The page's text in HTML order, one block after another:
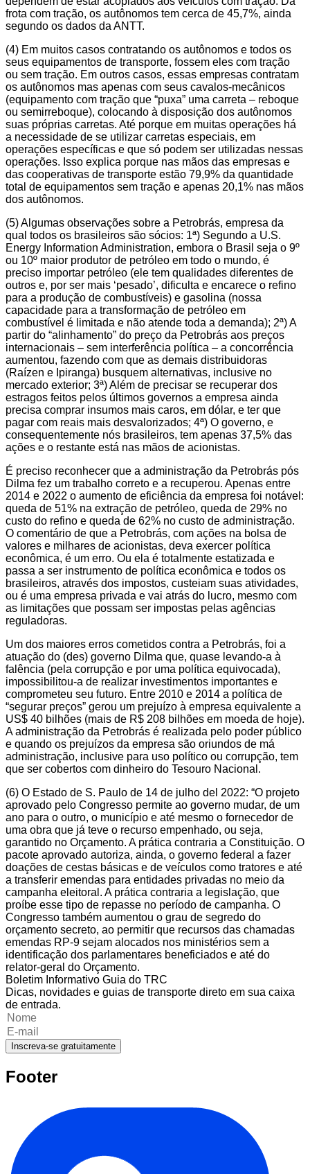
frota com tração, os autônomos tem cerca de 45,7%, ainda
segundo os dados da ANTT.
(4) Em muitos casos contratando os autônomos e todos os
seus equipamentos de transporte, fossem eles com tração
ou sem tração. Em outros casos, essas empresas contratam
os autônomos mas apenas com seus cavalos-mecânicos
(equipamento com tração que “puxa” uma carreta – reboque
ou semirreboque), colocando à disposição dos autônomos
suas próprias carretas. Até porque em muitas operações há
a necessidade de se utilizar carretas especiais, em
operações específicas e que só podem ser utilizadas nessas
operações. Isso explica porque nas mãos das empresas e
das cooperativas de transporte estão 79,9% da quantidade
total de equipamentos sem tração e apenas 20,1% nas mãos
dos autônomos.
(5) Algumas observações sobre a Petrobrás, empresa da
qual todos os brasileiros são sócios: 1ª) Segundo a U.S.
Energy Information Administration, embora o Brasil seja o 9º
ou 10º maior produtor de petróleo em todo o mundo, é
preciso importar petróleo (ele tem qualidades diferentes de
outros e, por ser mais ‘pesado’, dificulta e encarece o refino
para a produção de combustíveis) e gasolina (nossa
capacidade para a transformação de petróleo em
combustível é limitada e não atende toda a demanda); 2ª) A
partir do “alinhamento” do preço da Petrobrás aos preços
internacionais – sem interferência política – a concorrência
aumentou, fazendo com que as demais distribuidoras
(Raízen e Ipiranga) busquem alternativas, inclusive no
mercado exterior; 3ª) Além de precisar se recuperar dos
estragos feitos pelos últimos governos a empresa ainda
precisa comprar insumos mais caros, em dólar, e ter que
pagar com reais mais desvalorizados; 4ª) O governo, e
consequentemente nós brasileiros, tem apenas 37,5% das
ações e o restante está nas mãos de acionistas.
É preciso reconhecer que a administração da Petrobrás pós
Dilma fez um trabalho correto e a recuperou. Apenas entre
2014 e 2022 o aumento de eficiência da empresa foi notável:
queda de 51% na extração de petróleo, queda de 29% no
custo do refino e queda de 62% no custo de administração.
O comentário de que a Petrobrás, com ações na bolsa de
valores e milhares de acionistas, deva exercer política
econômica, é um erro. Ou ela é totalmente estatizada e
passa a ser instrumento de política econômica e todos os
brasileiros, através dos impostos, custeiam suas atividades,
ou é uma empresa privada e vai atrás do lucro, mesmo com
as limitações que possam ser impostas pelas agências
reguladoras.
Um dos maiores erros cometidos contra a Petrobrás, foi a
atuação do (des) governo Dilma que, quase levando-a à
falência (pela corrupção e por uma política equivocada),
impossibilitou-a de realizar investimentos importantes e
comprometeu seu futuro. Entre 2010 e 2014 a política de
“segurar preços” gerou um prejuízo à empresa equivalente a
US$ 40 bilhões (mais de R$ 208 bilhões em moeda de hoje).
A administração da Petrobrás é realizada pelo poder público
e quando os prejuízos da empresa são oriundos de má
administração, inclusive para uso político ou corrupção, tem
que ser cobertos com dinheiro do Tesouro Nacional.
(6) O Estado de S. Paulo de 14 de julho del 2022: “O projeto
aprovado pelo Congresso permite ao governo mudar, de um
ano para o outro, o município e até mesmo o fornecedor de
uma obra que já teve o recurso empenhado, ou seja,
garantido no Orçamento. A prática contraria a Constituição. O
pacote aprovado autoriza, ainda, o governo federal a fazer
doações de cestas básicas e de veículos como tratores e até
a transferir emendas para entidades privadas no meio da
campanha eleitoral. A prática contraria a legislação, que
proíbe esse tipo de repasse no período de campanha. O
Congresso também aumentou o grau de segredo do
orçamento secreto, ao permitir que recursos das chamadas
emendas RP-9 sejam alocados nos ministérios sem a
identificação dos parlamentares beneficiados e até do
relator-geral do Orçamento.
Boletim Informativo Guia do TRC
Dicas, novidades e guias de transporte direto em sua caixa
de entrada.
Inscreva-se gratuitamente
Footer